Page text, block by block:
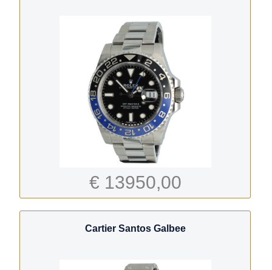
€ 13950,00
Cartier Santos Galbee